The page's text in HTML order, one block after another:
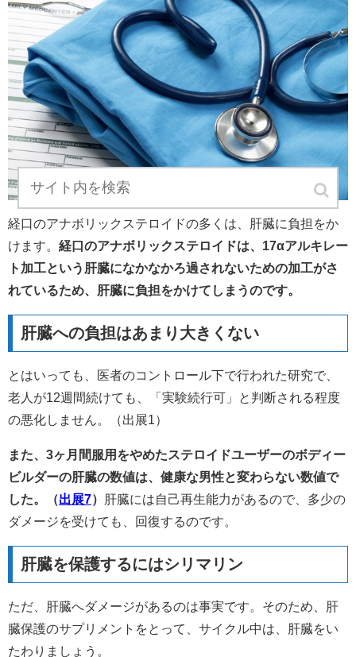
経口のアナボリックステロイドの多くは、肝臓に負担をか
けます。 経口のアナボリックステロイドは、17αアルキレー
ト加工という肝臓になかなかろ過されないための加工がさ
れているため、肝臓に負担をかけてしまうのです。
肝臓への負担はあまり大きくない
とはいっても、医者のコントロール下で行われた研究で、
老人が12週間続けても、「実験続行可」と判断される程度
の悪化しません。（出展1）
また、3ヶ月間服用をやめたステロイドユーザーのボディー
ビルダーの肝臓の数値は、健康な男性と変わらない数値で
した。（出展7）
肝臓には自己再生能力があるので、多少の
ダメージを受けても、回復するのです。
肝臓を保護するにはシリマリン
ただ、肝臓へダメージがあるのは事実です。そのため、肝
臓保護のサプリメントをとって、サイクル中は、肝臓をい
たわりましょう。